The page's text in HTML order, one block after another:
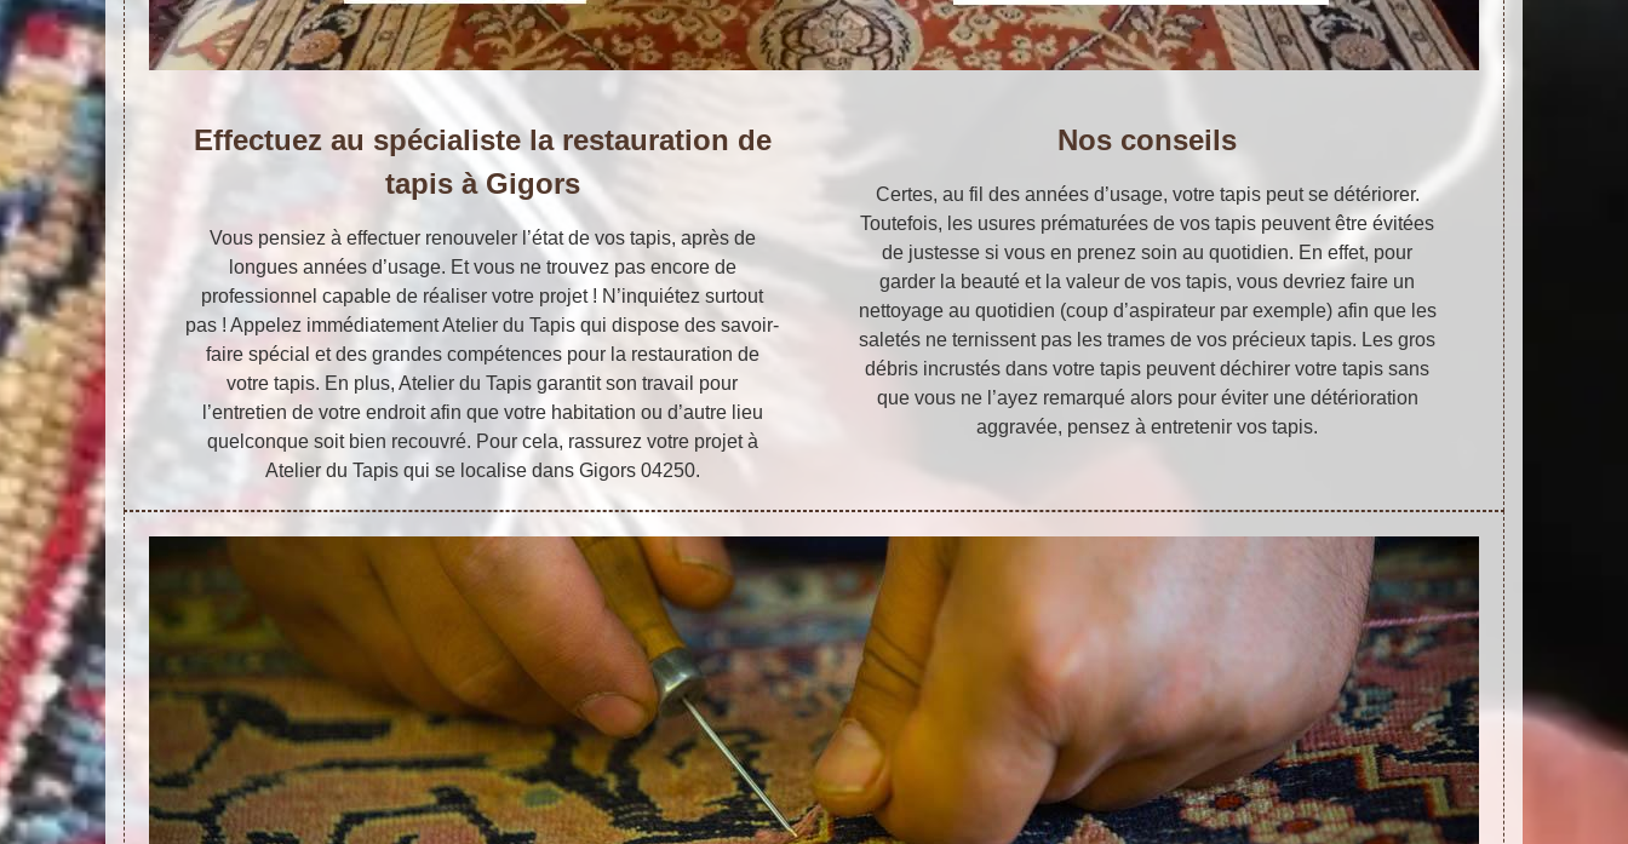
Effectuez au spécialiste la restauration de
tapis à Gigors
Vous pensiez à effectuer renouveler l’état de vos tapis, après de
longues années d’usage. Et vous ne trouvez pas encore de
professionnel capable de réaliser votre projet ! N’inquiétez surtout
pas ! Appelez immédiatement Atelier du Tapis qui dispose des savoir-
faire spécial et des grandes compétences pour la restauration de
votre tapis. En plus, Atelier du Tapis garantit son travail pour
l’entretien de votre endroit afin que votre habitation ou d’autre lieu
quelconque soit bien recouvré. Pour cela, rassurez votre projet à
Atelier du Tapis qui se localise dans Gigors 04250.
Nos conseils
Certes, au fil des années d’usage, votre tapis peut se détériorer.
Toutefois, les usures prématurées de vos tapis peuvent être évitées
de justesse si vous en prenez soin au quotidien. En effet, pour
garder la beauté et la valeur de vos tapis, vous devriez faire un
nettoyage au quotidien (coup d’aspirateur par exemple) afin que les
saletés ne ternissent pas les trames de vos précieux tapis. Les gros
débris incrustés dans votre tapis peuvent déchirer votre tapis sans
que vous ne l’ayez remarqué alors pour éviter une détérioration
aggravée, pensez à entretenir vos tapis.